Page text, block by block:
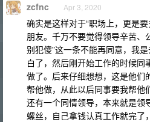
zcfnc Apr 3, 2020
确实是这样对于“职场上，更是
朋友。千万不要觉得领导辛苦、
别犯傻”这一条不能再同意，我
白了，然后刚开始工作的时候
做了。后来仔细想想，这是他们
帮他做，从此以后同事要我帮他
还有一个同情领导，本来就是领
螺丝，自己拿钱认真工作就完了